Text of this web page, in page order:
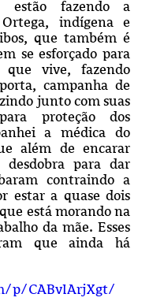
estão fazendo a
indígena e
que também é
se esforçado para
vive, fazendo
campanha de
junto com suas
proteção dos
a médica do
além de encarar
desdobra para dar
contraindo a
estar a quase dois
está morando na
da mãe. Esses
que ainda há
p/CABvIArjXgt/